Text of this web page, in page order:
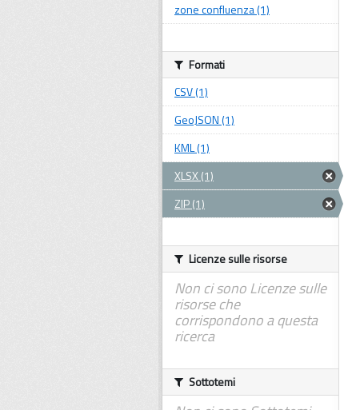
zone confluenza (1)
Formati
CSV (1)
GeoJSON (1)
KML (1)
XLSX (1)
ZIP (1)
Licenze sulle risorse
Non ci sono Licenze sulle
risorse che
corrispondono a questa
ricerca
Sottotemi